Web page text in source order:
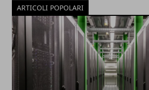
ARTICOLI POPOLARI